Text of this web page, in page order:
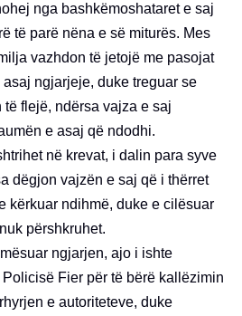
nga bashkëmoshataret e saj
të parë nëna e së miturës. Mes
vazhdon të jetojë me pasojat
ngjarjeje, duke treguar se
flejë, ndërsa vajza e saj
e asaj që ndodhi.
në krevat, i dalin para syve
dëgjon vajzën e saj që i thërret
kërkuar ndihmë, duke e cilësuar
përshkruhet.
ngjarjen, ajo i ishte
Fier për të bërë kallëzimin
e autoriteteve, duke